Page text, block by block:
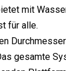
mit
für alle.
gesamte